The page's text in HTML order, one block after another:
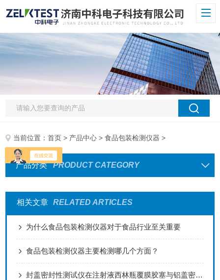
当前位置：首页 > 产品中心 >食品包装检测仪器 >
产品分类 PRODUCT CATEGORY
相关文章 RELATED ARTICLES
为什么食品包装检测仪器对于食品行业至关重要
食品包装检测仪器主要检测哪几个方面？
封盖密封性测试仪在注射液西林瓶覆膜胶塞与铝盖密封性解决方案